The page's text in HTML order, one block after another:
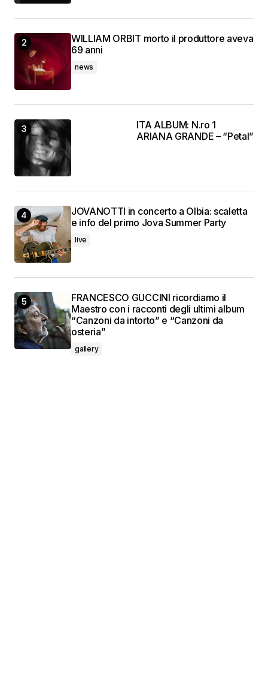
WILLIAM ORBIT morto il produttore aveva
69 anni
news
ITA ALBUM: N.ro 1
ARIANA GRANDE – “Petal”
JOVANOTTI in concerto a Olbia: scaletta
e info del primo Jova Summer Party
live
FRANCESCO GUCCINI ricordiamo il
Maestro con i racconti degli ultimi album
“Canzoni da intorto” e “Canzoni da
osteria”
gallery